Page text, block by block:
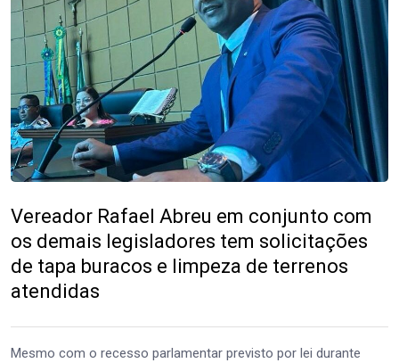
Vereador Rafael Abreu em conjunto com
os demais legisladores tem solicitações
de tapa buracos e limpeza de terrenos
atendidas
Mesmo com o recesso parlamentar previsto por lei durante